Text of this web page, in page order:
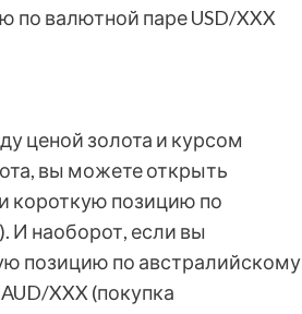
по валютной паре USD/XXX
ценой золота и курсом
вы можете открыть
короткую позицию по
И наоборот, если вы
позицию по австралийскому
XXX (покупка